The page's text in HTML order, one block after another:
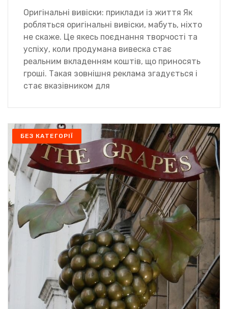
Оригінальні вивіски: приклади із життя Як
робляться оригінальні вивіски, мабуть, ніхто
не скаже. Це якесь поєднання творчості та
успіху, коли продумана вивеска стає
реальним вкладенням коштів, що приносять
гроші. Такая зовнішня реклама згадується і
стає вказівником для
БЕЗ КАТЕГОРІЇ